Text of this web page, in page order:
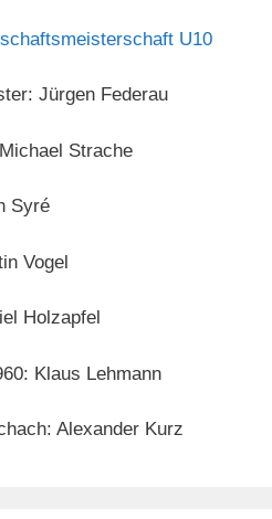
U10
Jürgen Federau
Strache
Syré
Vogel
Holzapfel
Klaus Lehmann
Alexander Kurz